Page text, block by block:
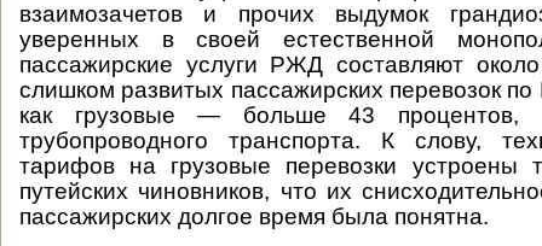
взаимозачетов и прочих выдумок
уверенных в своей естественной
пассажирские услуги РЖД составляют
слишком развитых пассажирских перевозок
как грузовые — больше 43
трубопроводного транспорта. К слову,
тарифов на грузовые перевозки устроены
путейских чиновников, что их
пассажирских долгое время была понятна.